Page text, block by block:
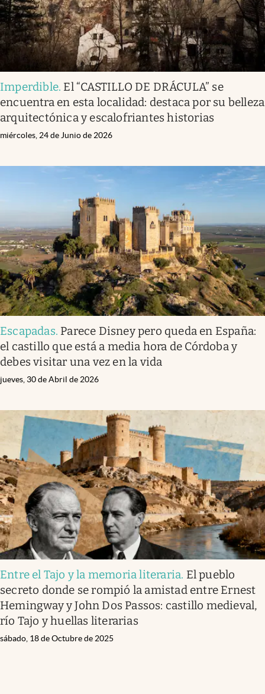
Imperdible. El “CASTILLO DE DRÁCULA” se
encuentra en esta localidad: destaca por su belleza
arquitectónica y escalofriantes historias
miércoles, 24 de Junio de 2026
Escapadas. Parece Disney pero queda en España:
el castillo que está a media hora de Córdoba y
debes visitar una vez en la vida
jueves, 30 de Abril de 2026
Entre el Tajo y la memoria literaria. El pueblo
secreto donde se rompió la amistad entre Ernest
Hemingway y John Dos Passos: castillo medieval,
río Tajo y huellas literarias
sábado, 18 de Octubre de 2025